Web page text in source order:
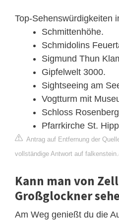
Top-Sehenswürdigkeiten
Schmittenhöhe.
Schmidolins
Sigmund Thun
Gipfelwelt 3000.
Sightseeing am
Vogtturm mit
Schloss
Pfarrkirche St.
Antrag auf Entfernung der
vollständige Antwort auf
Kann man von
Großglockner
Am Weg genießt du die